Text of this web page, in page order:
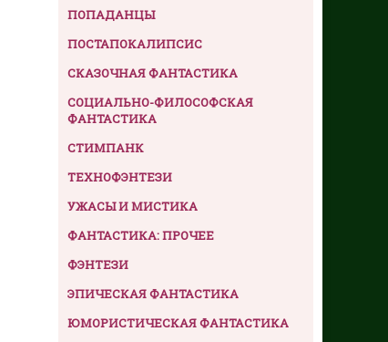
ПОПАДАНЦЫ
ПОСТАПОКАЛИПСИС
СКАЗОЧНАЯ ФАНТАСТИКА
СОЦИАЛЬНО-ФИЛОСОФСКАЯ
ФАНТАСТИКА
СТИМПАНК
ТЕХНОФЭНТЕЗИ
УЖАСЫ И МИСТИКА
ФАНТАСТИКА: ПРОЧЕЕ
ФЭНТЕЗИ
ЭПИЧЕСКАЯ ФАНТАСТИКА
ЮМОРИСТИЧЕСКАЯ ФАНТАСТИКА